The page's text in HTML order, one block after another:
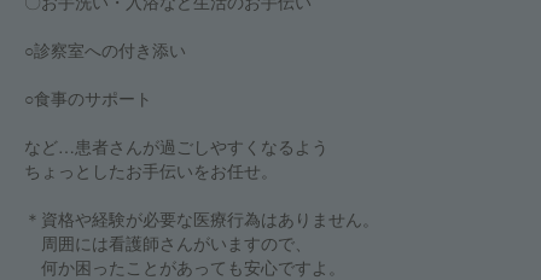
○診察室への付き添い
○食事のサポート
など…患者さんが過ごしやすくなるよう
ちょっとしたお手伝いをお任せ。
＊資格や経験が必要な医療行為はありません。
周囲には看護師さんがいますので、
何か困ったことがあっても安心ですよ。